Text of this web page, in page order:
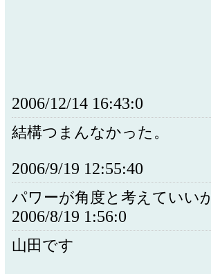
2006/12/14 16:43:0
結構つまんなかった。
2006/9/19 12:55:40
パワーが角度と考えていい
2006/8/19 1:56:0
山田です